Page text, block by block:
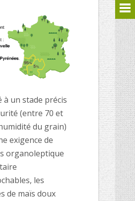
à un stade précis
(entre 70 et
du grain)
exigence de
organoleptique
les
de maïs doux